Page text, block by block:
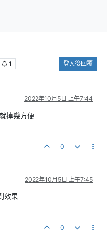
1 登入後回覆
2022年10月5日 上午7:44
掉幾方便
0
2022年10月5日 上午7:45
效果
0